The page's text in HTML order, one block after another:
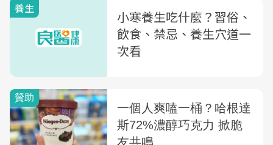
養生
小寒養生吃什麼？習俗、
飲食、禁忌、養生穴道一
次看